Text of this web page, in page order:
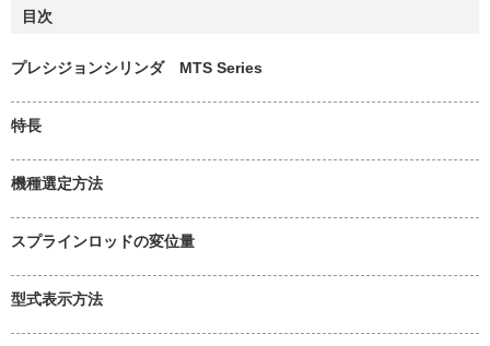
目次
プレシジョンシリンダ MTS Series
特長
機種選定方法
スプラインロッドの変位量
型式表示方法